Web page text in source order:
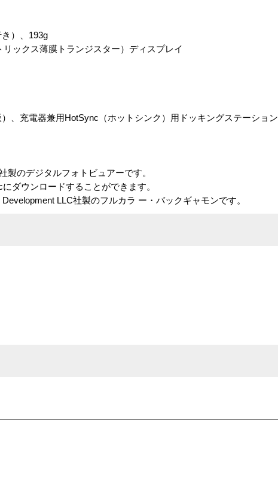
）、193g
ックス薄膜トランジスター）ディスプレイ
、充電器兼用HotSync（ホットシンク）用ドッキングステーション
製のデジタルフォトビュアーです。
ダウンロードすることができます。
LLC社製のフルカラ ー・バックギャモンです。